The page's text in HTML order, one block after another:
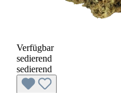
Verfügbar
sedierend
sedierend